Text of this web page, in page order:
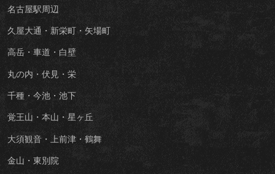
名古屋駅周辺
久屋大通・新栄町・矢場町
高岳・車道・白壁
丸の内・伏見・栄
千種・今池・池下
覚王山・本山・星ヶ丘
大須観音・上前津・鶴舞
金山・東別院